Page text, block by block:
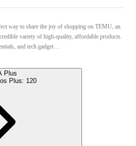
way to share the joy of shopping on TEMU, an
variety of high-quality, affordable products.
and tech gadget ...
Plus
Plus: 120